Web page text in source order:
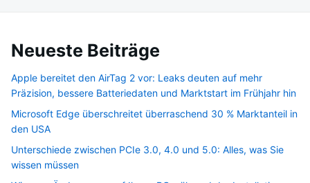
Neueste Beiträge
Apple bereitet den AirTag 2 vor: Leaks deuten auf mehr
Präzision, bessere Batteriedaten und Marktstart im Frühjahr hin
Microsoft Edge überschreitet überraschend 30 % Marktanteil in
den USA
Unterschiede zwischen PCIe 3.0, 4.0 und 5.0: Alles, was Sie
wissen müssen